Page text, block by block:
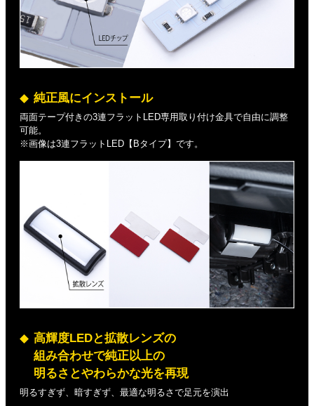
純正風にインストール
両面テープ付きの3連フラットLED専用取り付け金具で自由に調整
可能。
※画像は3連フラットLED【Bタイプ】です。
高輝度LEDと拡散レンズの
組み合わせで純正以上の
明るさとやわらかな光を再現
明るすぎず、暗すぎず、最適な明るさで足元を演出